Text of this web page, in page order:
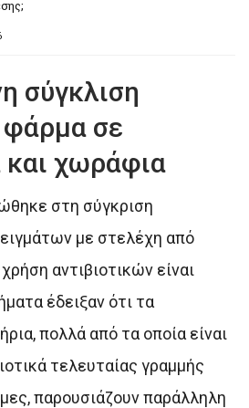
σύγκλιση
σε
και χωράφια
στη σύγκριση
με στελέχη από
αντιβιοτικών είναι
έδειξαν ότι τα
πολλά από τα οποία είναι
τελευταίας γραμμής
παρουσιάζουν παράλληλη